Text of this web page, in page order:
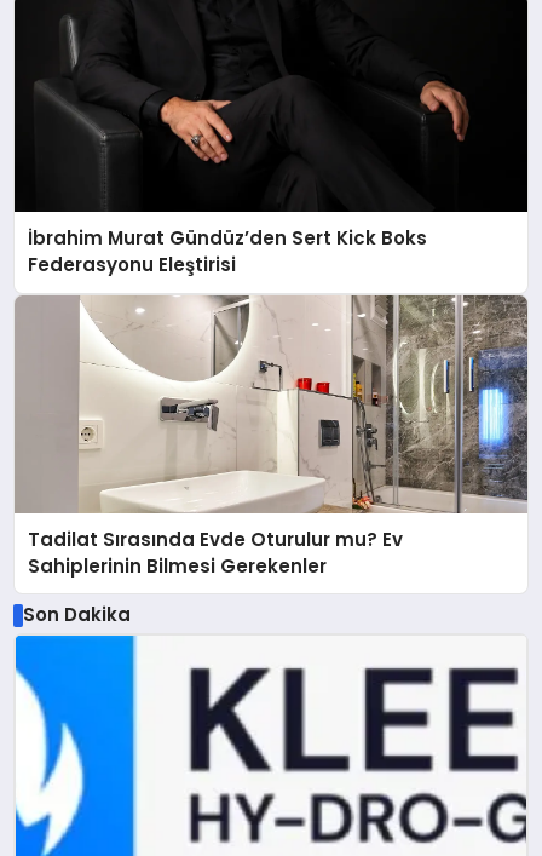
İbrahim Murat Gündüz’den Sert Kick Boks
Federasyonu Eleştirisi
Tadilat Sırasında Evde Oturulur mu? Ev
Sahiplerinin Bilmesi Gerekenler
Son Dakika